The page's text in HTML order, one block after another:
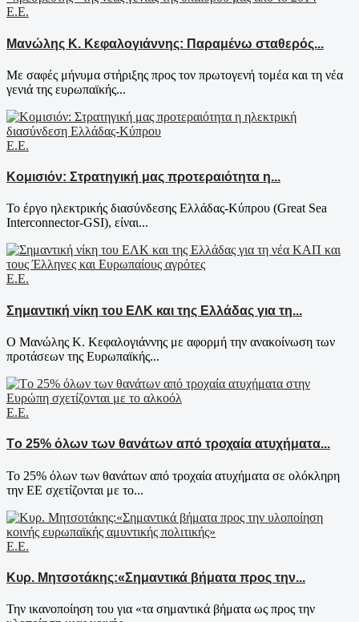
Ε.Ε.
Μανώλης Κ. Κεφαλογιάννης: Παραμένω σταθερός...
Με σαφές μήνυμα στήριξης προς τον πρωτογενή τομέα και τη νέα
γενιά της ευρωπαϊκής...
Ε.Ε.
Κομισιόν: Στρατηγική μας προτεραιότητα η...
Το έργο ηλεκτρικής διασύνδεσης Ελλάδας-Κύπρου (Great Sea
Interconnector-GSI), είναι...
Ε.Ε.
Σημαντική νίκη του ΕΛΚ και της Ελλάδας για τη...
Ο Μανώλης Κ. Κεφαλογιάννης με αφορμή την ανακοίνωση των
προτάσεων της Ευρωπαϊκής...
Ε.Ε.
Tο 25% όλων των θανάτων από τροχαία ατυχήματα...
Το 25% όλων των θανάτων από τροχαία ατυχήματα σε ολόκληρη
την ΕΕ σχετίζονται με το...
Ε.Ε.
Κυρ. Μητσοτάκης:«Σημαντικά βήματα προς την...
Την ικανοποίηση του για «τα σημαντικά βήματα ως προς την